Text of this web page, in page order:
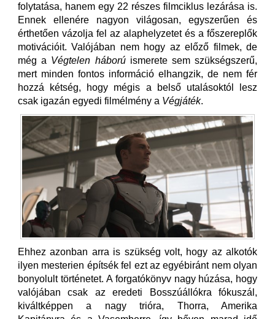
folytatása, hanem egy 22 részes filmciklus lezárása is.
Ennek ellenére nagyon világosan, egyszerűen és
érthetően vázolja fel az alaphelyzetet és a főszereplők
motivációit. Valójában nem hogy az előző filmek, de
még a Végtelen háború ismerete sem szükségszerű,
mert minden fontos információ elhangzik, de nem fér
hozzá kétség, hogy mégis a belső utalásoktól lesz
csak igazán egyedi filmélmény a Végjáték.
Ehhez azonban arra is szükség volt, hogy az alkotók
ilyen mesterien építsék fel ezt az egyébiránt nem olyan
bonyolult történetet. A forgatókönyv nagy húzása, hogy
valójában csak az eredeti Bosszúállókra fókuszál,
kiváltképpen a nagy trióra, Thorra, Amerika